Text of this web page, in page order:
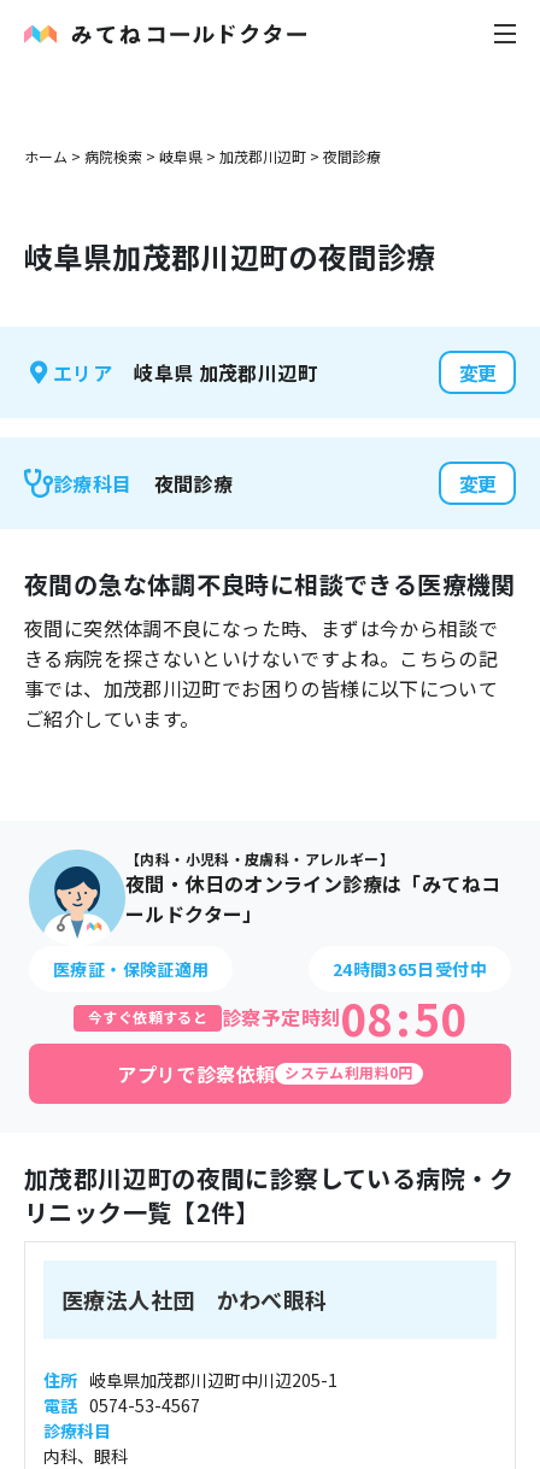
内科
花粉症
感染症
よくあるご質問
ホーム > 病院検索 > 岐阜県 > 加茂郡川辺町 > 夜間診療
岐阜県加茂郡川辺町の夜間診療
エリア 岐阜県 加茂郡川辺町 変更
診療科目 夜間診療 変更
夜間の急な体調不良時に相談できる医療機関
夜間に突然体調不良になった時、まずは今から相談で
きる病院を探さないといけないですよね。こちらの記
事では、 加茂郡川辺町でお困りの皆様に以下について
ご紹介しています。
【内科・小児科・皮膚科・アレルギー】
夜間・休日のオンライン診療は「みてねコ
ールドクター」
医療証・保険証適用 24時間365日受付中
今すぐ依頼すると 診察予定時刻08:50
アプリで診察依頼 システム利用料0円
加茂郡川辺町の夜間に診察している病院・ク
リニック一覧【2件】
医療法人社団 かわべ眼科
住所 岐阜県加茂郡川辺町中川辺205-1
電話 0574-53-4567
診療科目
内科、眼科